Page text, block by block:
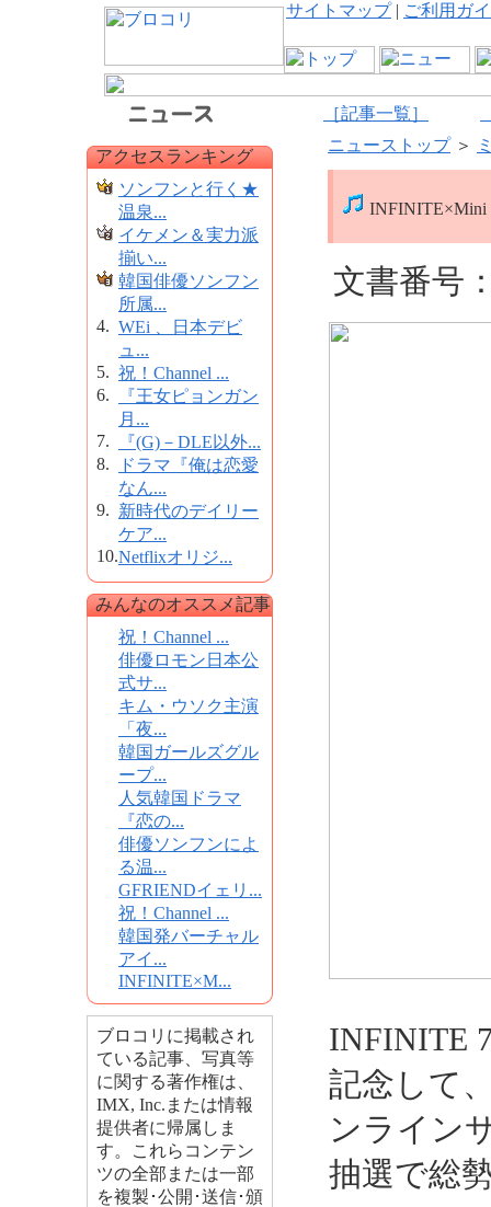
サイトマップ| ご利用ガ
［記事一覧］
アクセスランキング
ソンフンと行く★
温泉...
イケメン＆実力派
揃い...
韓国俳優ソンフン
所属...
4. WEi 、日本デビ
ュ...
5. 祝！Channel ...
6.
『王女ピョンガン
月...
7.
『(G)－DLE以外...
8.
ドラマ『俺は恋愛
なん...
9. 新時代のデイリー
ケア...
10.Netflixオリジ...
みんなのオススメ記事
祝！Channel ...
俳優ロモン日本公
式サ...
キム・ウソク主演
「夜...
韓国ガールズグル
ープ...
人気韓国ドラマ
『恋の...
俳優ソンフンによ
る温...
GFRIENDイェリ...
祝！Channel ...
韓国発バーチャル
アイ...
INFINITE×M...
ブロコリに掲載され
ている記事、写真等
に関する著作権は、
IMX, Inc.または情報
提供者に帰属しま
す。これらコンテン
ツの全部または一部
を複製･公開･送信･頒
ニューストップ＞
INFINITE×Mini
文書番号
INFINITE
記念して
ンライン
抽選で総